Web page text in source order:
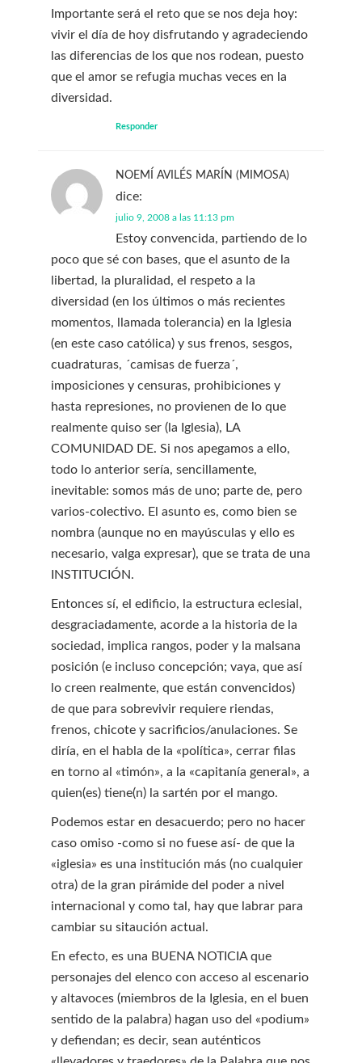
Importante será el reto que se nos deja hoy:
vivir el día de hoy disfrutando y agradeciendo
las diferencias de los que nos rodean, puesto
que el amor se refugia muchas veces en la
diversidad.
Responder
NOEMÍ AVILÉS MARÍN (MIMOSA)
dice:
julio 9, 2008 a las 11:13 pm
Estoy convencida, partiendo de lo
poco que sé con bases, que el asunto de la
libertad, la pluralidad, el respeto a la
diversidad (en los últimos o más recientes
momentos, llamada tolerancia) en la Iglesia
(en este caso católica) y sus frenos, sesgos,
cuadraturas, ´camisas de fuerza´,
imposiciones y censuras, prohibiciones y
hasta represiones, no provienen de lo que
realmente quiso ser (la Iglesia), LA
COMUNIDAD DE. Si nos apegamos a ello,
todo lo anterior sería, sencillamente,
inevitable: somos más de uno; parte de, pero
varios-colectivo. El asunto es, como bien se
nombra (aunque no en mayúsculas y ello es
necesario, valga expresar), que se trata de una
INSTITUCIÓN.
Entonces sí, el edificio, la estructura eclesial,
desgraciadamente, acorde a la historia de la
sociedad, implica rangos, poder y la malsana
posición (e incluso concepción; vaya, que así
lo creen realmente, que están convencidos)
de que para sobrevivir requiere riendas,
frenos, chicote y sacrificios/anulaciones. Se
diría, en el habla de la «política», cerrar filas
en torno al «timón», a la «capitanía general», a
quien(es) tiene(n) la sartén por el mango.
Podemos estar en desacuerdo; pero no hacer
caso omiso -como si no fuese así- de que la
«iglesia» es una institución más (no cualquier
otra) de la gran pirámide del poder a nivel
internacional y como tal, hay que labrar para
cambiar su sitaución actual.
En efecto, es una BUENA NOTICIA que
personajes del elenco con acceso al escenario
y altavoces (miembros de la Iglesia, en el buen
sentido de la palabra) hagan uso del «podium»
y defiendan; es decir, sean auténticos